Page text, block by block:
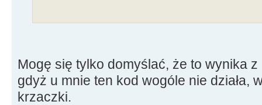
Mogę się tylko domyślać, że to wynika
gdyż u mnie ten kod wogóle nie działa,
krzaczki.